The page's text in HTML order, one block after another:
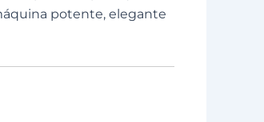
potente, elegante